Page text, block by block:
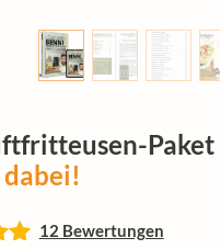
Paket
12 Bewertungen